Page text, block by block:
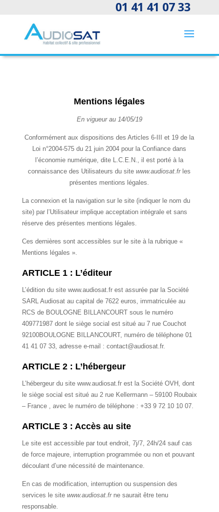
01 41 41 07 33
Mentions légales
En vigueur au 14/05/19
Conformément aux dispositions des Articles 6-III et 19 de la
Loi n°2004-575 du 21 juin 2004 pour la Confiance dans
l’économie numérique, dite L.C.E.N., il est porté à la
connaissance des Utilisateurs du sitewww.audiosat.fr les
présentes mentions légales.
La connexion et la navigation sur le site (indiquer le nom du
site) par l’Utilisateur implique acceptation intégrale et sans
réserve des présentes mentions légales.
Ces dernières sont accessibles sur le site à la rubrique «
Mentions légales ».
ARTICLE 1 : L’éditeur
L’édition du site www.audiosat.fr est assurée par la Société
SARL Audiosat au capital de 7622 euros, immatriculée au
RCS de BOULOGNE BILLANCOURT sous le numéro
409771987 dont le siège social est situé au 7 rue Couchot
92100BOULOGNE BILLANCOURT, numéro de téléphone 01
41 41 07 33, adresse e-mail : contact@audiosat.fr.
ARTICLE 2 : L’hébergeur
L’hébergeur du site www.audiosat.fr est la Société OVH, dont
le siège social est situé au 2 rue Kellermann – 59100 Roubaix
– France , avec le numéro de téléphone : +33 9 72 10 10 07.
ARTICLE 3 : Accès au site
Le site est accessible par tout endroit, 7j/7, 24h/24 sauf cas
de force majeure, interruption programmée ou non et pouvant
découlant d’une nécessité de maintenance.
En cas de modification, interruption ou suspension des
services le site www.audiosat.fr ne saurait être tenu
responsable.